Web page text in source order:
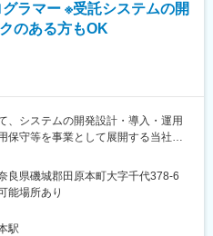
のつながりが強く自社パッケージに
年リリースに向けて開発を進めてお
／PostgreSQL
しております。年齢構成は、30代
代が1名です。
ラマー ※受託システムの開
のある方もOK
、システムの開発設計・導入・運用
保守等を事業として展開する当社に
、自社の開発体制を強化すべくシス
。
良県磯城郡田原本町大字千代378-6
能場所あり
駅